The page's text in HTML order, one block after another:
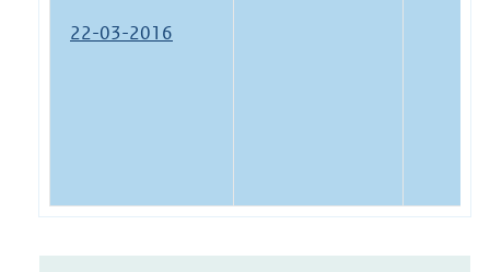
22-03-2016